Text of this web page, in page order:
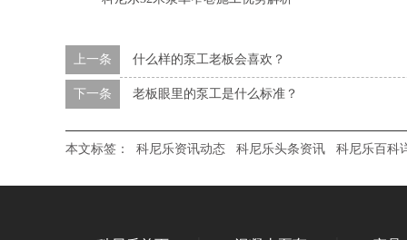
上一条 什么样的泵工老板会喜欢？
下一条 老板眼里的泵工是什么标准？
本文标签： 科尼乐资讯动态 科尼乐头条资讯 科尼乐百科